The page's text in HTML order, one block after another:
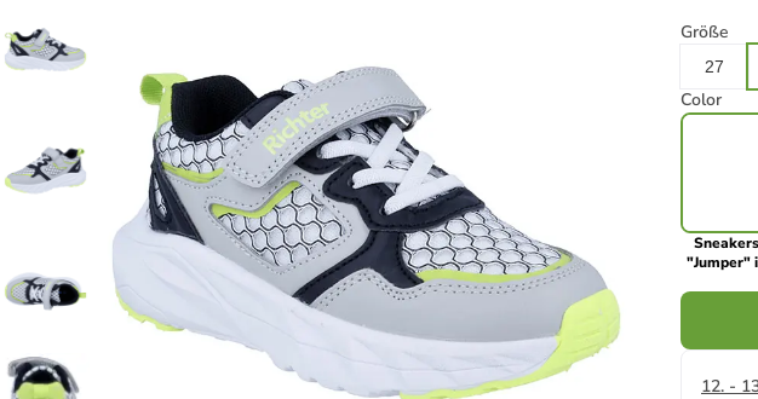
Größe
27
Color
Sneakers
"Jumper"
12. -